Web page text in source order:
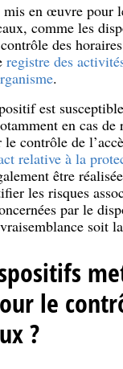
en œuvre pour
comme les
des
registre des
.
est
en cas de
contrôle de
relative à la
être
les risques
par le
soit
le
?